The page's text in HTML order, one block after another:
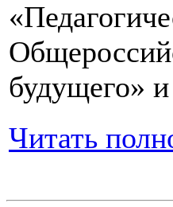
будущего»
Читать